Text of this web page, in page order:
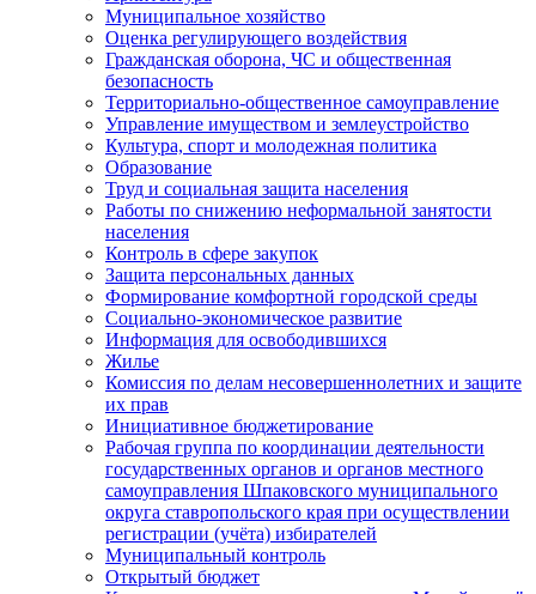
Муниципальное хозяйство
Оценка регулирующего воздействия
Гражданская оборона, ЧС и общественная
безопасность
Территориально-общественное самоуправление
Управление имуществом и землеустройство
Культура, спорт и молодежная политика
Образование
Труд и социальная защита населения
Работы по снижению неформальной занятости
населения
Контроль в сфере закупок
Защита персональных данных
Формирование комфортной городской среды
Социально-экономическое развитие
Информация для освободившихся
Жилье
Комиссия по делам несовершеннолетних и защите
их прав
Инициативное бюджетирование
Рабочая группа по координации деятельности
государственных органов и органов местного
самоуправления Шпаковского муниципального
округа ставропольского края при осуществлении
регистрации (учёта) избирателей
Муниципальный контроль
Открытый бюджет